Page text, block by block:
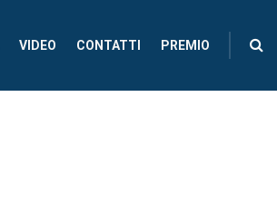
VIDEO CONTATTI PREMIO